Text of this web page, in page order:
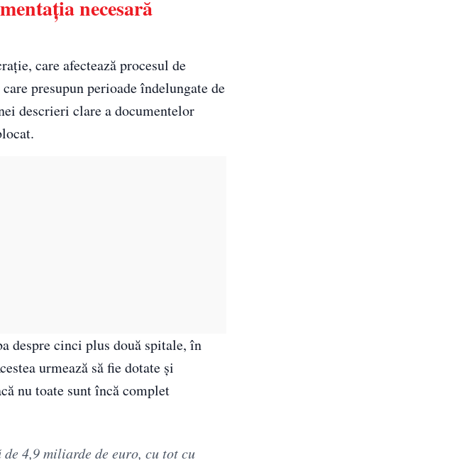
necesară
care afectează procesul de
presupun perioade îndelungate de
descrieri clare a documentelor
despre cinci plus două spitale, în
urmează să fie dotate și
nu toate sunt încă complet
de 4,9 miliarde de euro, cu tot cu